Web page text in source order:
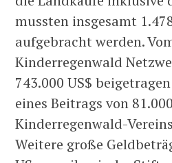
mussten insgesamt
aufgebracht werden.
Kinderregenwald
743.000 US$
eines Beitrags von
Kinderregenwald-
Weitere große